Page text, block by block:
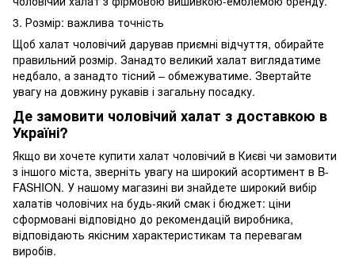
3. Розмір: важлива точність
Щоб халат чоловічий дарував приємні відчуття, обирайте
правильний розмір. Занадто великий халат виглядатиме
недбало, а занадто тісний – обмежуватиме. Звертайте
увагу на довжину рукавів і загальну посадку.
Де замовити чоловічий халат з доставкою в
Україні?
Якщо ви хочете купити халат чоловічий в Києві чи замовити
з іншого міста, зверніть увагу на широкий асортимент в B-
FASHION. У нашому магазині ви знайдете широкий вибір
халатів чоловічих на будь-який смак і бюджет: ціни
сформовані відповідно до рекомендацій виробника,
відповідають якісним характеристикам та перевагам
виробів.